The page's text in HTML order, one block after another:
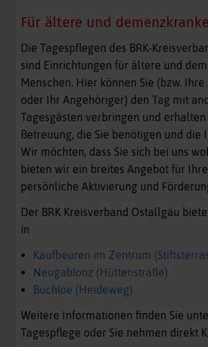
Für ältere und
Die Tagespflegen des BRK-
sind Einrichtungen für ältere und
Menschen. Hier können Sie (bzw.
oder Ihr Angehöriger) den Tag mit
Tagesgästen verbringen und
Betreuung, die Sie benötigen und die
Wir möchten, dass Sie sich bei uns
bieten wir ein breites Angebot für
persönliche Aktivierung und
Der BRK Kreisverband Ostallgäu
in
Kaufbeuren im Zentrum
Neugablonz (Hüttenstraße)
Buchloe (Heideweg)
Weitere Informationen finden Sie
Tagespflege oder Sie nehmen direkt